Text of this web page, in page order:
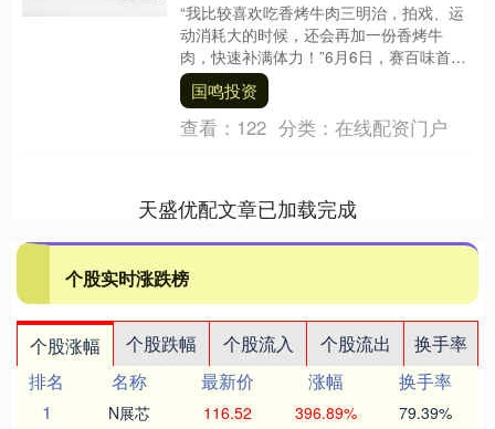
“我比较喜欢吃香烤牛肉三明治，拍戏、运
动消耗大的时候，还会再加一份香烤牛
肉，快速补满体力！”6月6日，赛百味首
届“66赛粉节”在北京北顶奥森攀岩生态园拉
开帷幕，....
国鸣投资
查看： 122 分类： 在线配资门户
天盛优配文章已加载完成
个股实时涨跌榜
个股涨幅 个股跌幅 个股流入 个股流出
换手率
排名
名称 最新价 涨幅
换手率
1
N展芯 116.52 396.89% 79.39%